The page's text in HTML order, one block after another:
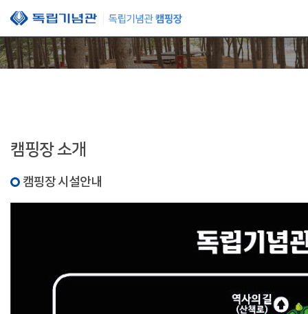
본문 바로가기
캠핑장 소개
캠핑장 시설안내